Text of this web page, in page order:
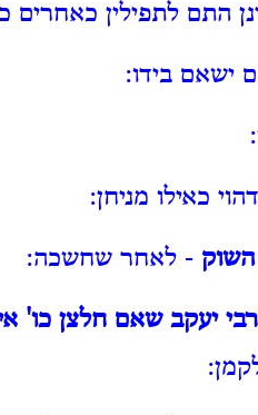
התם לתפילין כאחרים
ישאם בידו:
כאילו מניחן:
- לאחר שחשכה:
יעקב שאם חלצן כו'